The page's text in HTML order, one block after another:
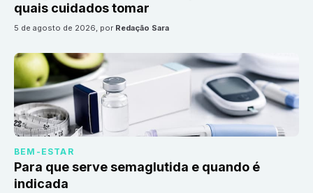
quais cuidados tomar
5 de agosto de 2026, por Redação Sara
BEM-ESTAR
Para que serve semaglutida e quando é
indicada